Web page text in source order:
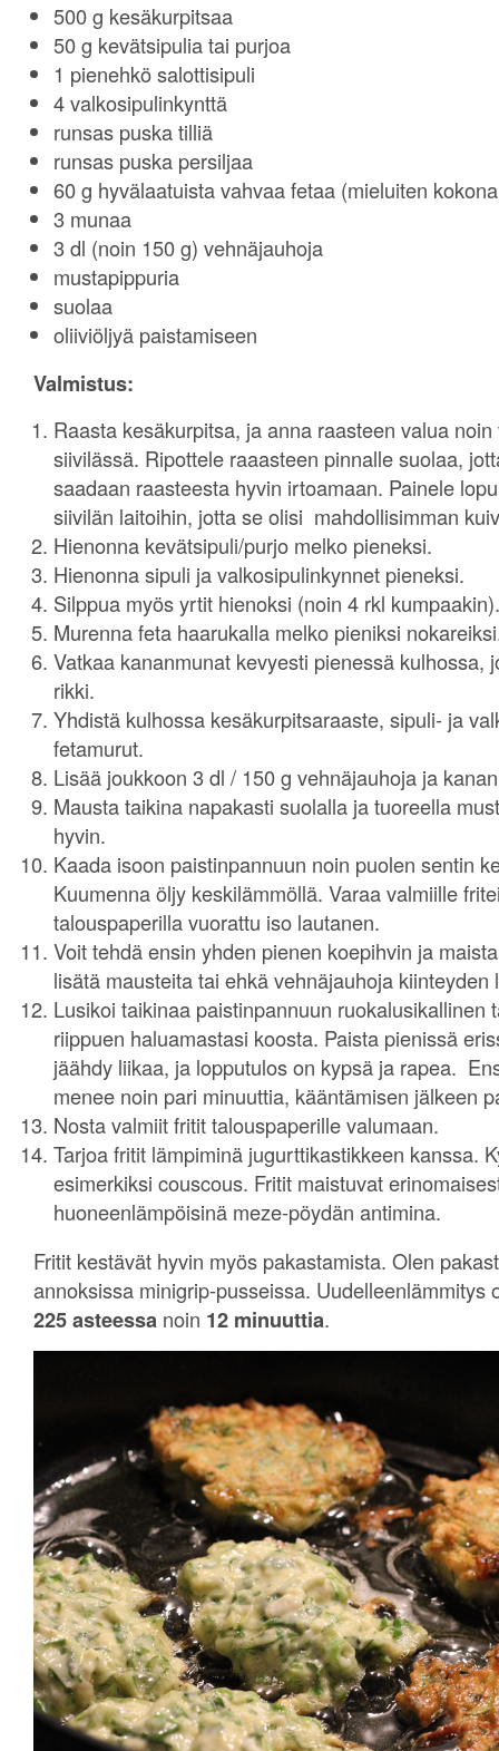
500 g kesäkurpitsaa
50 g kevätsipulia tai purjoa
1 pienehkö salottisipuli
4 valkosipulinkynttä
runsas puska tilliä
runsas puska persiljaa
60 g hyvälaatuista vahvaa fetaa (mieluiten
3 munaa
3 dl (noin 150 g) vehnäjauhoja
mustapippuria
suolaa
oliiviöljyä paistamiseen
Valmistus:
Raasta kesäkurpitsa, ja anna raasteen valua
siivilässä. Ripottele raaasteen pinnalle suolaa,
saadaan raasteesta hyvin irtoamaan. Painele
siivilän laitoihin, jotta se olisi mahdollisimman
Hienonna kevätsipuli/purjo melko pieneksi.
Hienonna sipuli ja valkosipulinkynnet pieneksi.
Silppua myös yrtit hienoksi (noin 4 rkl kumpaakin).
Murenna feta haarukalla melko pieniksi
Vatkaa kananmunat kevyesti pienessä kulhossa,
rikki.
Yhdistä kulhossa kesäkurpitsaraaste, sipuli- ja
fetamurut.
Lisää joukkoon 3 dl / 150 g vehnäjauhoja ja
Mausta taikina napakasti suolalla ja tuoreella
hyvin.
Kaada isoon paistinpannuun noin puolen sentin
Kuumenna öljy keskilämmöllä. Varaa valmiille
talouspaperilla vuorattu iso lautanen.
Voit tehdä ensin yhden pienen koepihvin ja
lisätä mausteita tai ehkä vehnäjauhoja kiinteyden
Lusikoi taikinaa paistinpannuun ruokalusikallinen
riippuen haluamastasi koosta. Paista pienissä
jäähdy liikaa, ja lopputulos on kypsä ja rapea.
menee noin pari minuuttia, kääntämisen jälkeen
Nosta valmiit fritit talouspaperille valumaan.
Tarjoa fritit lämpiminä jugurttikastikkeen kanssa.
esimerkiksi couscous. Fritit maistuvat
huoneenlämpöisinä meze-pöydän antimina.
Fritit kestävät hyvin myös pakastamista. Olen
annoksissa minigrip-pusseissa. Uudelleenlämmitys
225 asteessa noin 12 minuuttia.